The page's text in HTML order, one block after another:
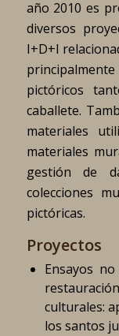
año 2010 es
diversos
I+D+I
pictóricos
caballete.
materiales
materiales
gestión de
colecciones
pictóricas.
Proyectos
Ensayos
culturales:
los santos